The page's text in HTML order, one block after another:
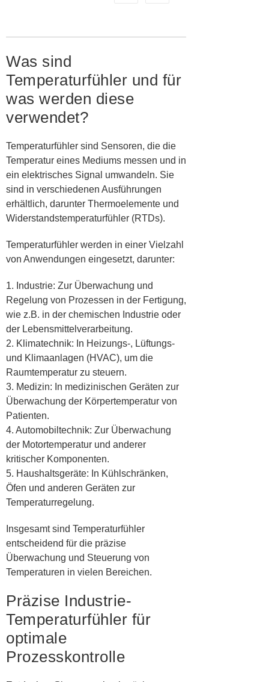
Was sind
Temperaturfühler und für
was werden diese
verwendet?
Temperaturfühler sind Sensoren, die die
Temperatur eines Mediums messen und in
ein elektrisches Signal umwandeln. Sie
sind in verschiedenen Ausführungen
erhältlich, darunter Thermoelemente und
Widerstandstemperaturfühler (RTDs).
Temperaturfühler werden in einer Vielzahl
von Anwendungen eingesetzt, darunter:
1. Industrie: Zur Überwachung und
Regelung von Prozessen in der Fertigung,
wie z.B. in der chemischen Industrie oder
der Lebensmittelverarbeitung.
2. Klimatechnik: In Heizungs-, Lüftungs-
und Klimaanlagen (HVAC), um die
Raumtemperatur zu steuern.
3. Medizin: In medizinischen Geräten zur
Überwachung der Körpertemperatur von
Patienten.
4. Automobiltechnik: Zur Überwachung
der Motortemperatur und anderer
kritischer Komponenten.
5. Haushaltsgeräte: In Kühlschränken,
Öfen und anderen Geräten zur
Temperaturregelung.
Insgesamt sind Temperaturfühler
entscheidend für die präzise
Überwachung und Steuerung von
Temperaturen in vielen Bereichen.
Präzise Industrie-
Temperaturfühler für
optimale
Prozesskontrolle